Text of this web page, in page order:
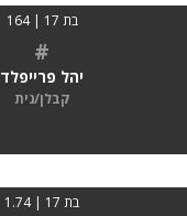
בת 17 | 164
#
יהל פרייפלד
קבלן/נית
בת 17 | 1.74